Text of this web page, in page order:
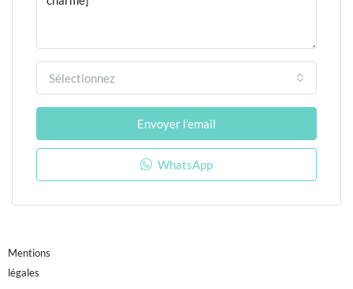
Sélectionnez
Envoyer l'email
WhatsApp
Mentions
légales